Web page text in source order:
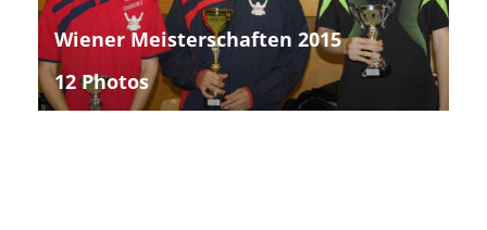
Wiener Meisterschaften 2015
12 Photos